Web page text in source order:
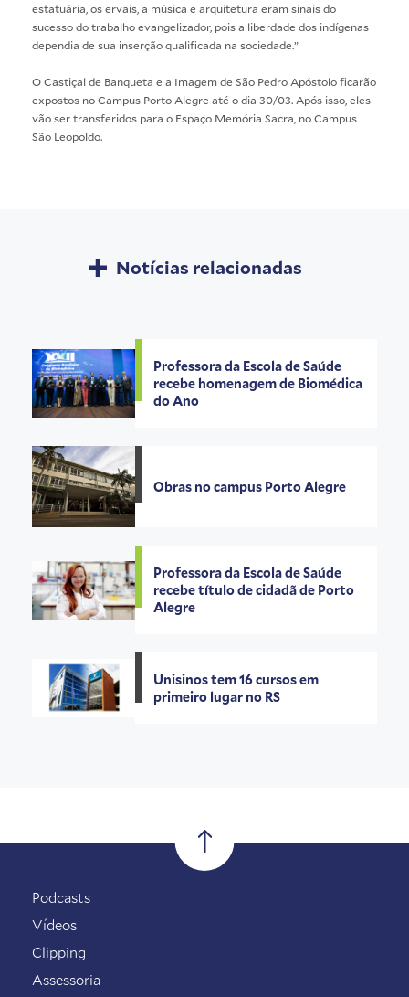
estatuária, os ervais, a música e arquitetura eram sinais do
sucesso do trabalho evangelizador, pois a liberdade dos indígenas
dependia de sua inserção qualificada na sociedade.”
O Castiçal de Banqueta e a Imagem de São Pedro Apóstolo ficarão
expostos no Campus Porto Alegre até o dia 30/03. Após isso, eles
vão ser transferidos para o Espaço Memória Sacra, no Campus
São Leopoldo.
Notícias relacionadas
Professora da Escola de Saúde
recebe homenagem de Biomédica
do Ano
Obras no campus Porto Alegre
Professora da Escola de Saúde
recebe título de cidadã de Porto
Alegre
Unisinos tem 16 cursos em
primeiro lugar no RS
Podcasts
Vídeos
Clipping
Assessoria